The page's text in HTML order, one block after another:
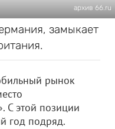
архив 66.ru
замыкает
рынок
С этой позиции
год подряд.